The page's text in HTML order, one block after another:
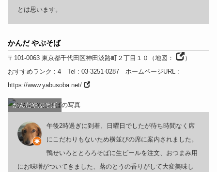
とは思います。
かんだ やぶそば
〒101-0063 東京都千代田区神田淡路町２丁目１０ （地図：
）
おすすめランク : 4 Tel : 03-3251-0287 ホームページURL:
https://www.yabusoba.net/
かんだやぶそば
午後2時過ぎに到着、日曜日でしたが待ち時間なく席
にこだわりもないため横並びの席に案内されました。
鴨せいろととろろそばに生ビールを注文、おつまみ用
にお味噌がついてきました、蕗のとうの香りがして大変美味し